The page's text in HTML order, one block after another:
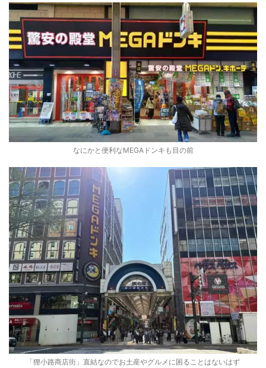
なにかと便利なMEGAドンキも目の前
「狸小路商店街」直結なのでお土産やグルメに困ることはないはず